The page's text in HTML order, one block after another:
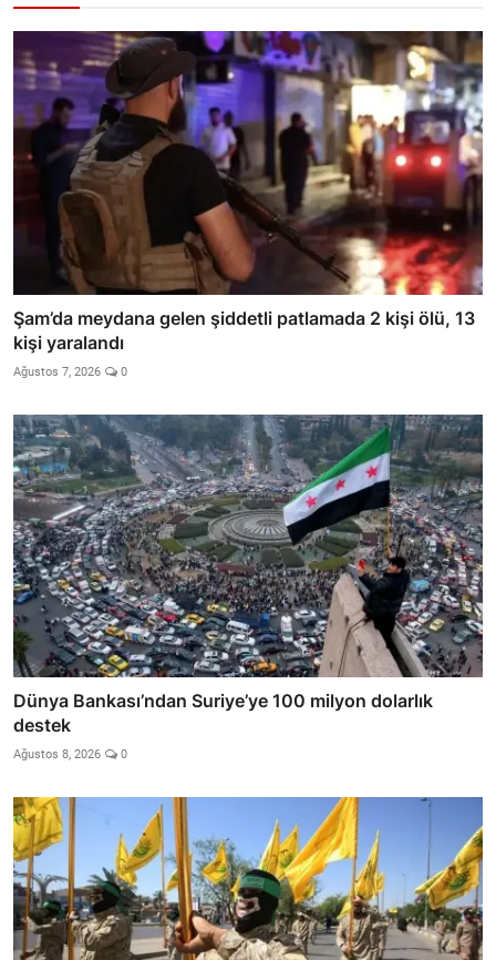
Şam’da meydana gelen şiddetli patlamada 2 kişi ölü, 13
kişi yaralandı
Ağustos 7, 2026 0
Dünya Bankası’ndan Suriye’ye 100 milyon dolarlık
destek
Ağustos 8, 2026 0